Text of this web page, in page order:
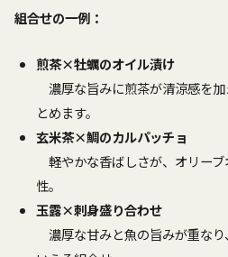
組合せの一例：
煎茶×牡蠣のオイル漬け
濃厚な旨みに煎茶が清涼感を
とめます。
玄米茶×鯛のカルパッチョ
軽やかな香ばしさが、オリー
性。
玉露×刺身盛り合わせ
濃厚な甘みと魚の旨みが重な